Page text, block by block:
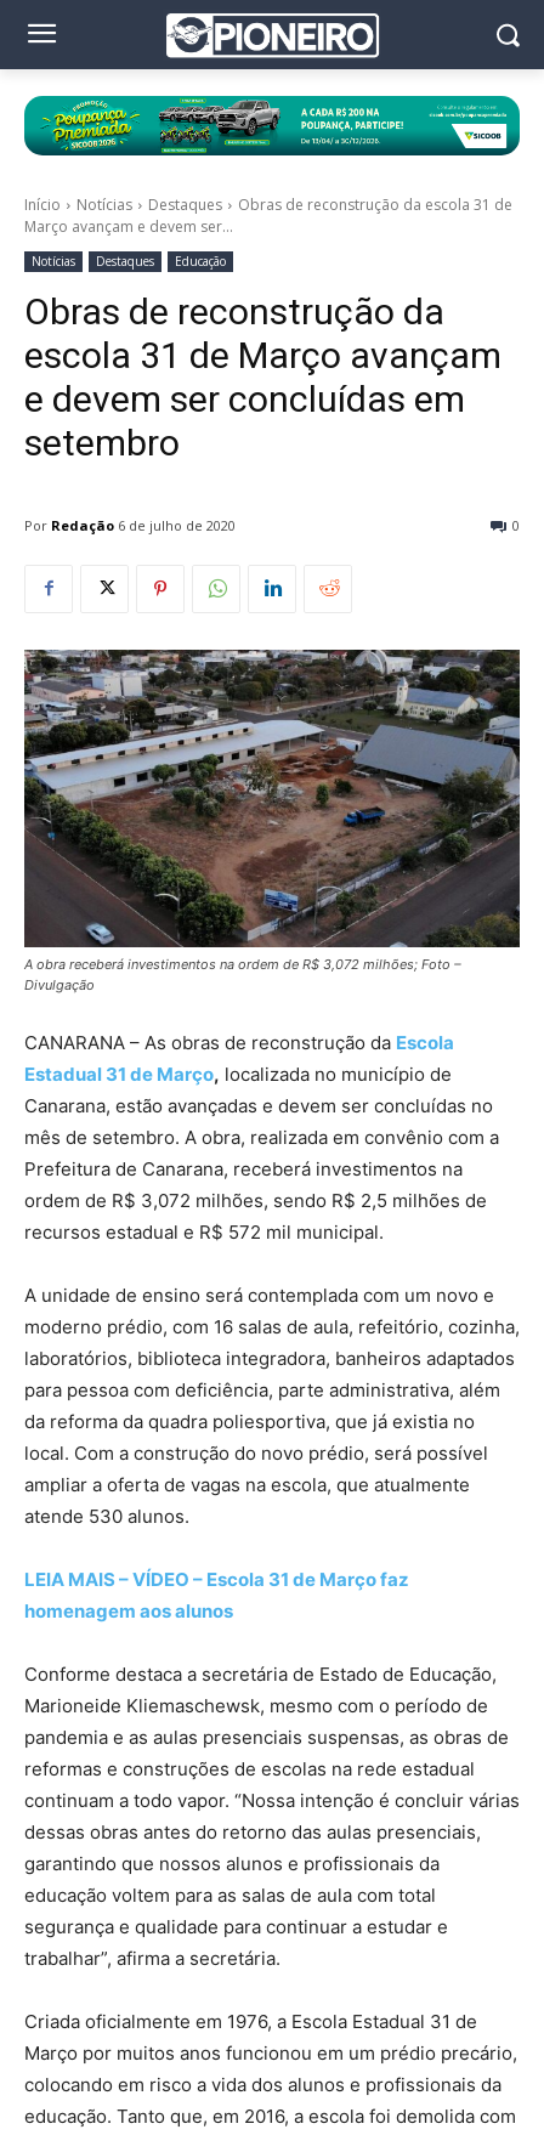
Início Notícias Destaques
Obras de reconstrução da escola 31 de
Março avançam e devem ser...
Notícias Destaques Educação
Obras de reconstrução da
escola 31 de Março avançam
e devem ser concluídas em
setembro
Por Redação 0
6 de julho de 2020
A obra receberá investimentos na ordem de R$ 3,072 milhões; Foto –
Divulgação
CANARANA – As obras de reconstrução da Escola
Estadual 31 de Março, localizada no município de
Canarana, estão avançadas e devem ser concluídas no
mês de setembro. A obra, realizada em convênio com a
Prefeitura de Canarana, receberá investimentos na
ordem de R$ 3,072 milhões, sendo R$ 2,5 milhões de
recursos estadual e R$ 572 mil municipal.
A unidade de ensino será contemplada com um novo e
moderno prédio, com 16 salas de aula, refeitório, cozinha,
laboratórios, biblioteca integradora, banheiros adaptados
para pessoa com deficiência, parte administrativa, além
da reforma da quadra poliesportiva, que já existia no
local. Com a construção do novo prédio, será possível
ampliar a oferta de vagas na escola, que atualmente
atende 530 alunos.
LEIA MAIS – VÍDEO – Escola 31 de Março faz
homenagem aos alunos
Conforme destaca a secretária de Estado de Educação,
Marioneide Kliemaschewsk, mesmo com o período de
pandemia e as aulas presenciais suspensas, as obras de
reformas e construções de escolas na rede estadual
continuam a todo vapor. “Nossa intenção é concluir várias
dessas obras antes do retorno das aulas presenciais,
garantindo que nossos alunos e profissionais da
educação voltem para as salas de aula com total
segurança e qualidade para continuar a estudar e
trabalhar”, afirma a secretária.
Criada oficialmente em 1976, a Escola Estadual 31 de
Março por muitos anos funcionou em um prédio precário,
colocando em risco a vida dos alunos e profissionais da
educação. Tanto que, em 2016, a escola foi demolida com